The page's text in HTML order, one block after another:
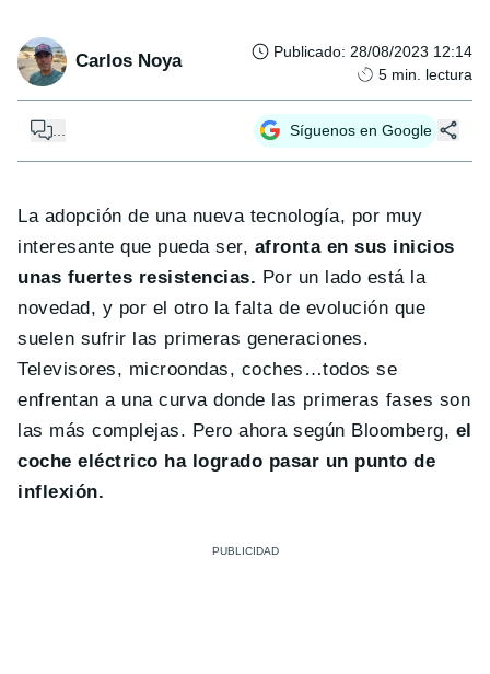
Carlos Noya Publicado: 28/08/2023 12:14
5 min. lectura
Síguenos en Google
La adopción de una nueva tecnología, por muy
interesante que pueda ser, afronta en sus inicios
unas fuertes resistencias. Por un lado está la
novedad, y por el otro la falta de evolución que
suelen sufrir las primeras generaciones.
Televisores, microondas, coches…todos se
enfrentan a una curva donde las primeras fases son
las más complejas. Pero ahora según Bloomberg, el
coche eléctrico ha logrado pasar un punto de
inflexión.